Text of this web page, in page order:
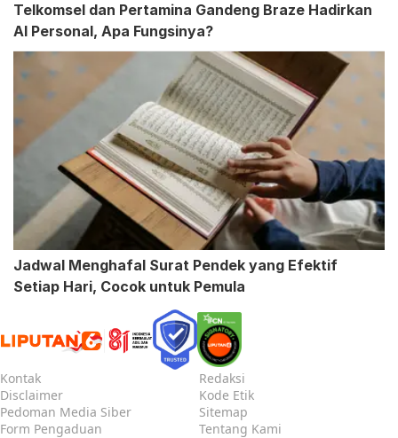
Telkomsel dan Pertamina Gandeng Braze Hadirkan
AI Personal, Apa Fungsinya?
Jadwal Menghafal Surat Pendek yang Efektif
Setiap Hari, Cocok untuk Pemula
Kontak
Redaksi
Disclaimer
Kode Etik
Pedoman Media Siber
Sitemap
Form Pengaduan
Tentang Kami